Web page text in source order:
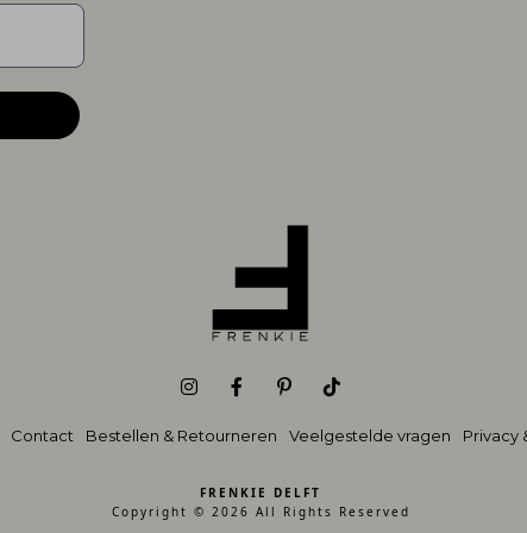
Contact Bestellen & Retourneren Veelgestelde vragen Privacy
FRENKIE DELFT
Copyright © 2026 All Rights Reserved